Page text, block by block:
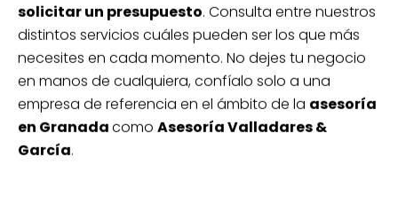
solicitar un presupuesto. Consulta entre nuestros
distintos servicios cuáles pueden ser los que más
necesites en cada momento. No dejes tu negocio
en manos de cualquiera, confíalo solo a una
empresa de referencia en el ámbito de la asesoría
en Granadacomo Asesoría Valladares &
García.